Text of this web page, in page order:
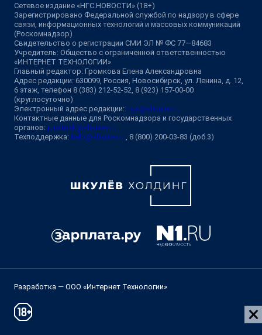
Сетевое издание «НГС.НОВОСТИ» (18+)
Зарегистрировано Федеральной службой по надзору в сфере
связи, информационных технологий и массовых коммуникаций
(Роскомнадзор)
Свидетельство о регистрации СМИ ЭЛ № ФС 77—84683
Учредитель: Общество с ограниченной ответственностью
«ИНТЕРНЕТ ТЕХНОЛОГИИ»
Главный редактор: Громкова Елена Александровна
Адрес редакции: 630099, Россия, Новосибирск, ул. Ленина, д. 12,
6 этаж, телефон 8 (383) 212-52-52, 8 (923) 157-00-00
(круглосуточно)
Электронный адрес редакции: ngs@shkulev.ru
Контактные данные для Роскомнадзора и государственных
органов: juristnsk@shkulev.ru
Техподдержка: help@shkulev.ru , 8 (800) 200-03-83 (доб.3)
Разработка — ООО «Интернет Технологии»